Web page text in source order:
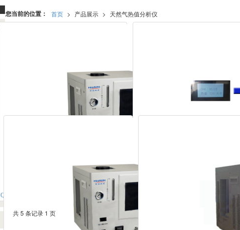
您当前的位置： 首页 > 产品展示 > 天然气热值分析仪
QTRL-HN2(Ⅰ)天然气组分及热值分析 QTRL-HN4焦炉煤气（在线）热值分析仪
共 5 条记录 1 页